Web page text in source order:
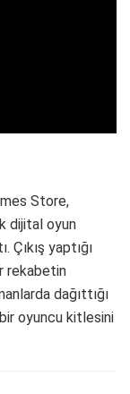
Store,
dijital oyun
Çıkış yaptığı
rekabetin
dağıttığı
oyuncu kitlesini